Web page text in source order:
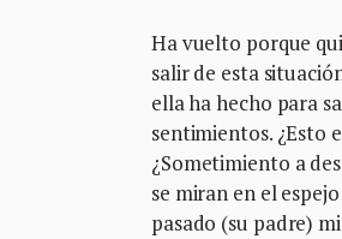
Ha vuelto porque
salir de esta
ella ha hecho para
sentimientos. ¿Esto
¿Sometimiento a
se miran en el
pasado (su padre)